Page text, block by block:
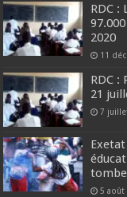
RDC :
2020
11
RDC
21
7
5 août